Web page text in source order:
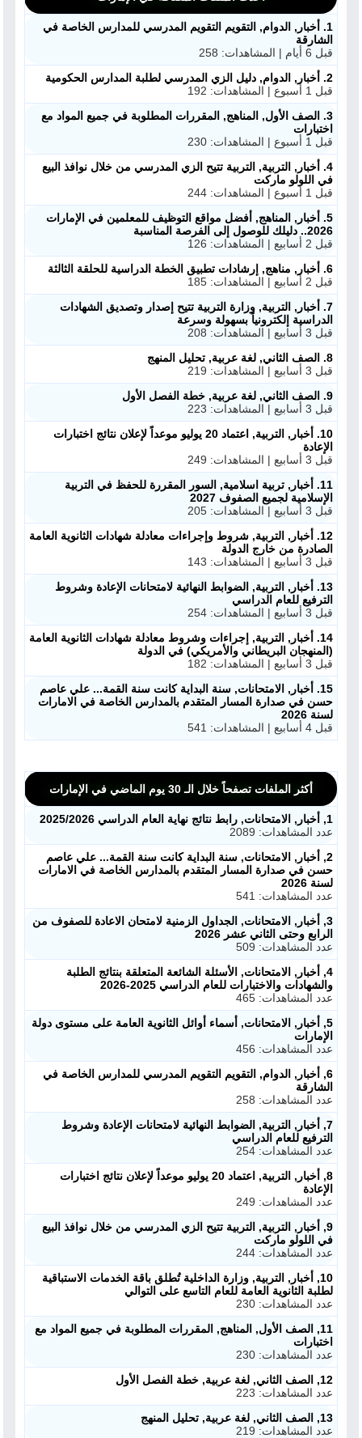
1. أخبار, الدوام, التقويم التقويم المدرسي للمدارس الخاصة في
الشارقة
قبل 6 أيام | المشاهدات: 258
2. أخبار, الدوام, دليل الزي المدرسي لطلبة المدارس الحكومية
قبل 1 أسبوع | المشاهدات: 192
3. الصف الأول, المناهج, المقررات المطلوبة في جميع المواد مع
اختبارات
قبل 1 أسبوع | المشاهدات: 230
4. أخبار, التربية, التربية تتيح الزي المدرسي من خلال نوافذ البيع
في اللولو ماركت
قبل 1 أسبوع | المشاهدات: 244
5. أخبار, المناهج, أفضل مواقع التوظيف للمعلمين في الإمارات
2026.. دليلك للوصول إلى الفرصة المناسبة
قبل 2 أسابيع | المشاهدات: 126
6. أخبار, مناهج, إرشادات تطبيق الخطة الدراسية للحلقة الثالثة
قبل 2 أسابيع | المشاهدات: 185
7. أخبار, التربية, وزارة التربية تتيح إصدار وتصديق الشهادات
الدراسية إلكترونياً بسهولة وسرعة
قبل 3 أسابيع | المشاهدات: 208
8. الصف الثاني, لغة عربية, تحليل المنهج
قبل 3 أسابيع | المشاهدات: 219
9. الصف الثاني, لغة عربية, خطة الفصل الأول
قبل 3 أسابيع | المشاهدات: 223
10. أخبار, التربية, اعتماد 20 يوليو موعداً لإعلان نتائج اختبارات
الإعادة
قبل 3 أسابيع | المشاهدات: 249
11. أخبار, تربية اسلامية, السور المقررة للحفظ في التربية
الإسلامية لجميع الصفوف 2027
قبل 3 أسابيع | المشاهدات: 205
12. أخبار, التربية, شروط وإجراءات معادلة شهادات الثانوية العامة
الصادرة من خارج الدولة
قبل 3 أسابيع | المشاهدات: 143
13. أخبار, التربية, الضوابط النهائية لامتحانات الإعادة وشروط
الترفيع للعام الدراسي
قبل 3 أسابيع | المشاهدات: 254
14. أخبار, التربية, إجراءات وشروط معادلة شهادات الثانوية العامة
(المنهجان البريطاني والأمريكي) في الدولة
قبل 3 أسابيع | المشاهدات: 182
15. أخبار, الامتحانات, سنة البداية كانت سنة القمة... علي عاصم
حسن في صدارة المسار المتقدم بالمدارس الخاصة في الامارات
لسنة 2026
قبل 4 أسابيع | المشاهدات: 541
أكثر الملفات تصفحاً خلال الـ 30 يوم الماضي في الإمارات
1, أخبار, الامتحانات, رابط نتائج نهاية العام الدراسي 2025/2026
عدد المشاهدات: 2089
2, أخبار, الامتحانات, سنة البداية كانت سنة القمة... علي عاصم
حسن في صدارة المسار المتقدم بالمدارس الخاصة في الامارات
لسنة 2026
عدد المشاهدات: 541
3, أخبار, الامتحانات, الجداول الزمنية لامتحان الاعادة للصفوف من
الرابع وحتى الثاني عشر 2026
عدد المشاهدات: 509
4, أخبار, الامتحانات, الأسئلة الشائعة المتعلقة بنتائج الطلبة
والشهادات والاختبارات للعام الدراسي 2025-2026
عدد المشاهدات: 465
5, أخبار, الامتحانات, أسماء أوائل الثانوية العامة على مستوى دولة
الإمارات
عدد المشاهدات: 456
6, أخبار, الدوام, التقويم التقويم المدرسي للمدارس الخاصة في
الشارقة
عدد المشاهدات: 258
7, أخبار, التربية, الضوابط النهائية لامتحانات الإعادة وشروط
الترفيع للعام الدراسي
عدد المشاهدات: 254
8, أخبار, التربية, اعتماد 20 يوليو موعداً لإعلان نتائج اختبارات
الإعادة
عدد المشاهدات: 249
9, أخبار, التربية, التربية تتيح الزي المدرسي من خلال نوافذ البيع
في اللولو ماركت
عدد المشاهدات: 244
10, أخبار, التربية, وزارة الداخلية تُطلق باقة الخدمات الاستباقية
لطلبة الثانوية العامة للعام التاسع على التوالي
عدد المشاهدات: 230
11, الصف الأول, المناهج, المقررات المطلوبة في جميع المواد مع
اختبارات
عدد المشاهدات: 230
12, الصف الثاني, لغة عربية, خطة الفصل الأول
عدد المشاهدات: 223
13, الصف الثاني, لغة عربية, تحليل المنهج
عدد المشاهدات: 219